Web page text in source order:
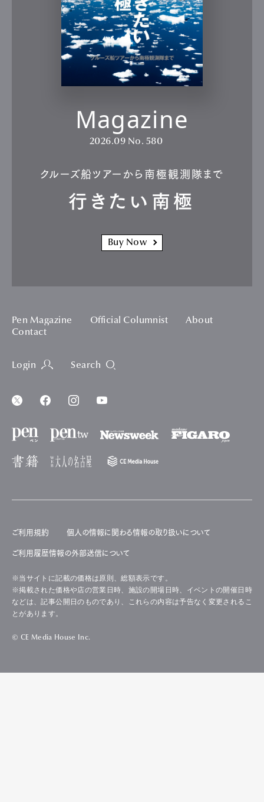
Magazine
2026.09 No. 580
クルーズ船ツアーから南極観測隊まで
行きたい南極
Buy Now
Pen Magazine Official Columnist
About
Contact
Login Search
ご利用規約 個人の情報に関わる情報の取り扱いについて
ご利用履歴情報の外部送信について
※当サイトに記載の価格は原則、総額表示です。
※掲載された価格や店の営業日時、施設の開場日時、イベントの開催日時
などは、記事公開日のものであり、これらの内容は予告なく変更されるこ
とがあります。
© CE Media House Inc.